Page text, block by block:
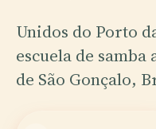
Unidos do Porto
escuela de
de São Gonçalo,